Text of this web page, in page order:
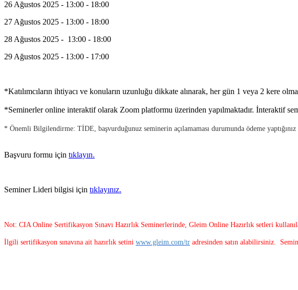
26 Ağustos 2025 - 13:00 - 18:00
27 Ağustos 2025 - 13:00 - 18:00
28 Ağustos 2025 - 13:00 - 18:00
29 Ağustos 2025 - 13:00 - 17:00
*Katılımcıların ihtiyacı ve konuların uzunluğu dikkate alınarak, her gün 1 veya 2 kere
*Seminerler online interaktif olarak Zoom platformu üzerinden yapılmaktadır. İnteraktif
* Önemli Bilgilendirme: TİDE, başvurduğunuz seminerin açılamaması durumunda ödeme
Başvuru formu için tıklayın.
Seminer Lideri bilgisi için tıklayınız.
Not: CIA Online Sertifikasyon Sınavı Hazırlık Seminerlerinde, Gleim Online Hazırlık setleri
İlgili sertifikasyon sınavına ait hazırlık setini www.gleim.com/tr adresinden satın alabilirsiniz.